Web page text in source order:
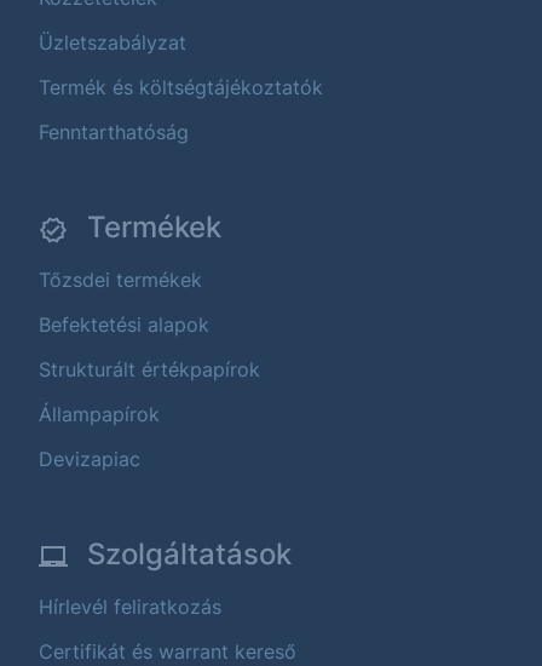
Üzletszabályzat
Termék és költségtájékoztatók
Fenntarthatóság
Termékek
Tőzsdei termékek
Befektetési alapok
Strukturált értékpapírok
Állampapírok
Devizapiac
Szolgáltatások
Hírlevél feliratkozás
Certifikát és warrant kereső